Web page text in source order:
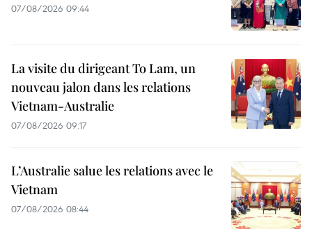
07/08/2026 09:44
La visite du dirigeant To Lam, un
nouveau jalon dans les relations
Vietnam-Australie
07/08/2026 09:17
L’Australie salue les relations avec le
Vietnam
07/08/2026 08:44